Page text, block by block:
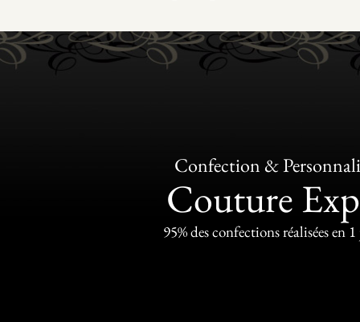
Confection &
Couture
95% des confections réalisées en